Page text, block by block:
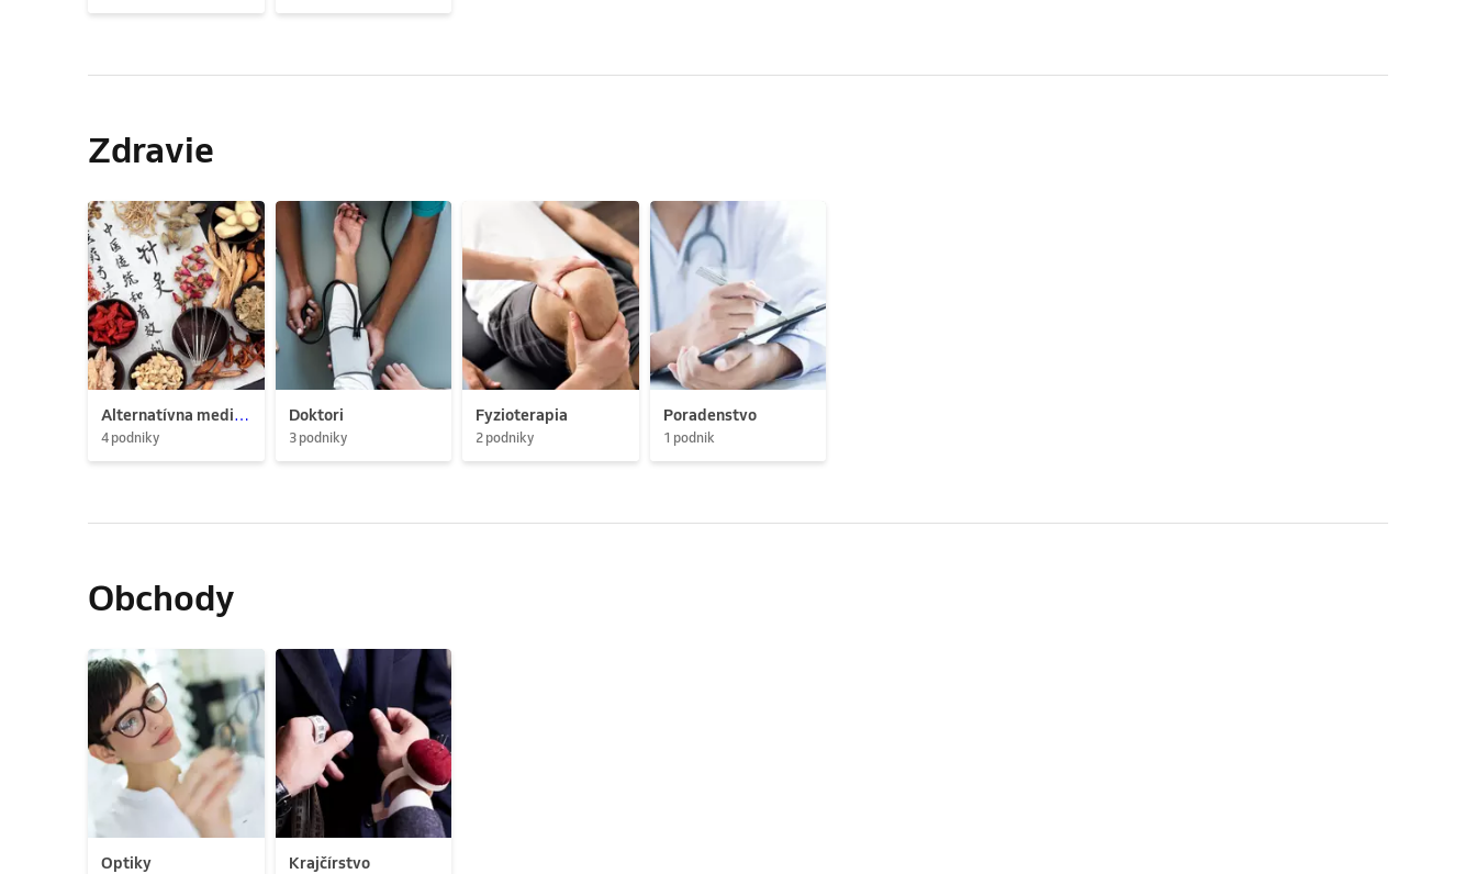
Zdravie
Alternatívna medicína
4 podniky
Doktori
3 podniky
Fyzioterapia
2 podniky
Poradenstvo
1 podnik
Obchody
Optiky Krajčírstvo